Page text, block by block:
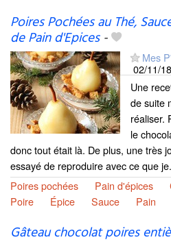
Poires Pochées au Thé,
de Pain d'Epices-
Mes
02/11/18
Une
de suite
réaliser.
le
donc tout était là. De plus, une très
essayé de reproduire avec ce que
Poires pochées
Pain d'épices
Poire
Épice Sauce Pain
Gâteau chocolat poires